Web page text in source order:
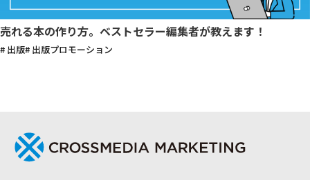
売れる本の作り方。ベストセラー編集者が教えます！
# 出版# 出版プロモーション